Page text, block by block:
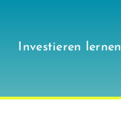
Investieren lernen